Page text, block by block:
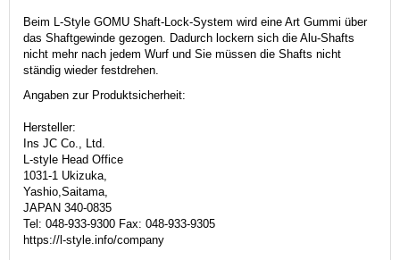
Beim L-Style GOMU Shaft-Lock-System wird eine Art Gummi über
das Shaftgewinde gezogen. Dadurch lockern sich die Alu-Shafts
nicht mehr nach jedem Wurf und Sie müssen die Shafts nicht
ständig wieder festdrehen.
Angaben zur Produktsicherheit:
Hersteller:
Ins JC Co., Ltd.
L-style Head Office
1031-1 Ukizuka,
Yashio,Saitama,
JAPAN 340-0835
Tel: 048-933-9300 Fax: 048-933-9305
https://l-style.info/company